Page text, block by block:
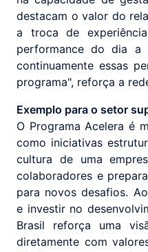
destacam o valor do
a troca de
performance do dia a
continuamente essas
programa", reforça a
Exemplo para o setor
O Programa Acelera é
como iniciativas
cultura de uma
colaboradores e
para novos desafios.
e investir no
Brasil reforça uma
diretamente com